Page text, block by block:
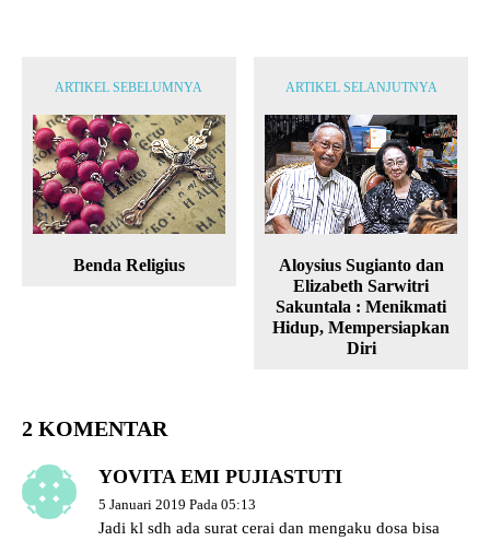
ARTIKEL SEBELUMNYA
Benda Religius
ARTIKEL SELANJUTNYA
Aloysius Sugianto dan
Elizabeth Sarwitri
Sakuntala : Menikmati
Hidup, Mempersiapkan
Diri
2 KOMENTAR
YOVITA EMI PUJIASTUTI
5 Januari 2019 Pada 05:13
Jadi kl sdh ada surat cerai dan mengaku dosa bisa